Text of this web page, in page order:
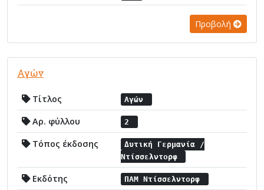
Προβολή
Αγών
Τίτλος Αγών
Αρ. φύλλου 2
Τόπος έκδοσης
Δυτική Γερμανία /
Ντίσσελντορφ
Εκδότης ΠΑΜ Ντίσσελντορφ